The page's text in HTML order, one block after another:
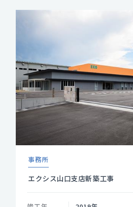
事務所
エクシス山口支店新築工事